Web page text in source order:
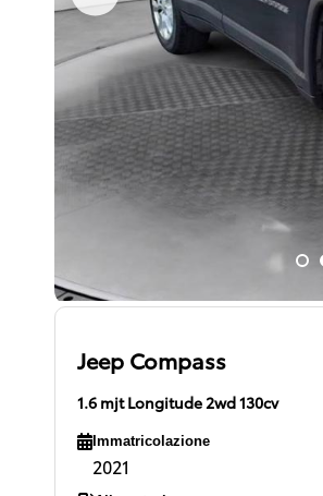
Jeep Compass
1.6 mjt Longitude 2wd 130cv
Immatricolazione
2021